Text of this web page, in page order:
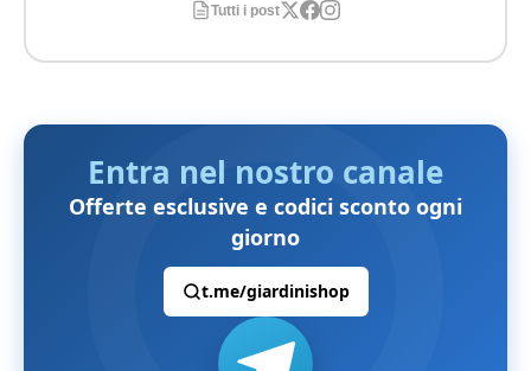
Tutti i post
Entra nel nostro canale
Offerte esclusive e codici sconto ogni
giorno
t.me/giardinishop